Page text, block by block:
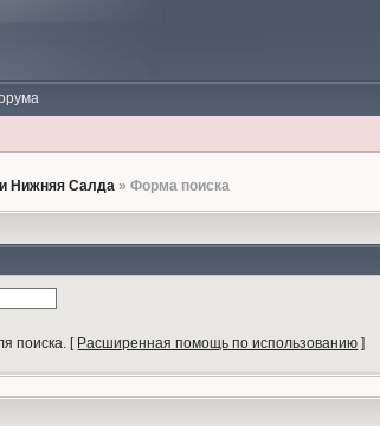
Нижняя Салда » Форма поиска
поиска. [ Расширенная помощь по использованию ]